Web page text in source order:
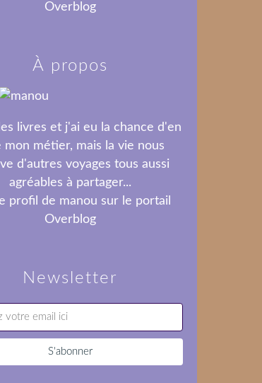
Newsletter
Overblog
À propos
livres et j'ai eu la chance d'en
mon métier, mais la vie nous
d'autres voyages tous aussi
agréables à partager...
profil de manou sur le portail
Overblog